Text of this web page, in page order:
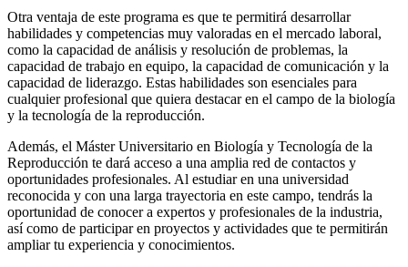
Otra ventaja de este programa es que te permitirá desarrollar
habilidades y competencias muy valoradas en el mercado laboral,
como la capacidad de análisis y resolución de problemas, la
capacidad de trabajo en equipo, la capacidad de comunicación y la
capacidad de liderazgo. Estas habilidades son esenciales para
cualquier profesional que quiera destacar en el campo de la biología
y la tecnología de la reproducción.
Además, el Máster Universitario en Biología y Tecnología de la
Reproducción te dará acceso a una amplia red de contactos y
oportunidades profesionales. Al estudiar en una universidad
reconocida y con una larga trayectoria en este campo, tendrás la
oportunidad de conocer a expertos y profesionales de la industria,
así como de participar en proyectos y actividades que te permitirán
ampliar tu experiencia y conocimientos.